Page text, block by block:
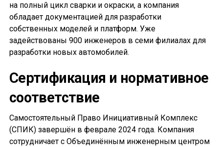
на полный цикл сварки и окраски, а компания
обладает документацией для разработки
собственных моделей и платформ. Уже
задействованы 900 инженеров в семи филиалах для
разработки новых автомобилей.
Сертификация и нормативное
соответствие
Самостоятельный Право Инициативный Комплекс
(СПИК) завершён в феврале 2024 года. Компания
сотрудничает с Объединённым инженерным центром